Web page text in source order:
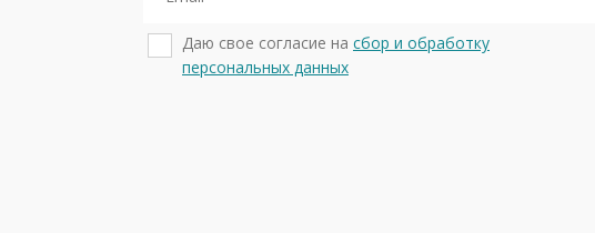
Даю свое согласие на сбор и обработку
персональных данных